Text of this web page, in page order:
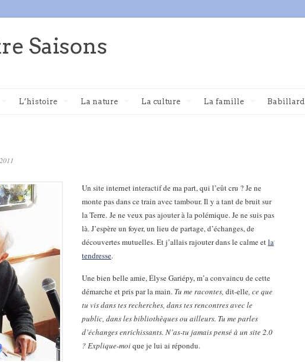
Saisons
L’histoire La nature La culture La famille Babillard
Un site internet interactif de ma part, qui l’eût cru ? Je ne
monte pas dans ce train avec tambour. Il y a tant de bruit sur
la Terre. Je ne veux pas ajouter à la polémique.Je ne suis pas
là. J’espère un foyer, un lieu de partage, d’échanges, de
découvertes mutuelles. Et j’allais rajouter dans le calme etla
tendresse.
Une bien belle amie, Élyse Gariépy, m’a convaincu de cette
démarche et pris par la main. Tu me racontes, dit-elle, ce que
tu vis dans tes recherches, dans tes rencontres avec le
public, dans les bibliothèques ou ailleurs. Tu me parles
d’échanges enrichissants. N’as-tu jamais pensé à un site 2.0
? Explique-moique je lui ai répondu.